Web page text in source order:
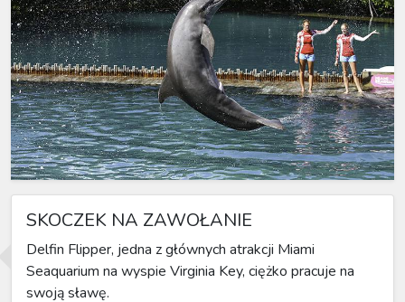
SKOCZEK NA ZAWOŁANIE
Delfin Flipper, jedna z głównych atrakcji Miami
Seaquarium na wyspie Virginia Key, ciężko pracuje na
swoją sławę.